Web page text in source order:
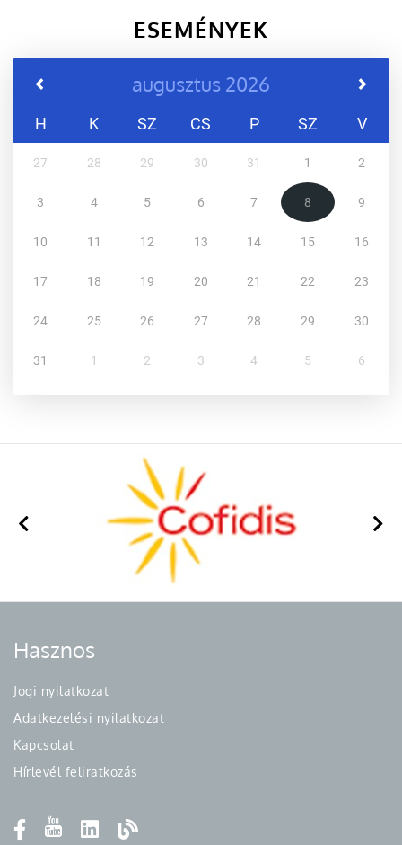
ESEMÉNYEK
augusztus 2026
H K SZ CS P SZ V
27 28 29 30 31 1 2
3 4 5 6 7 8 9
10 11 12 13 14 15 16
17 18 19 20 21 22 23
24 25 26 27 28 29 30
31 1 2 3 4 5 6
Hasznos
Jogi nyilatkozat
Adatkezelési nyilatkozat
Kapcsolat
Hírlevél feliratkozás